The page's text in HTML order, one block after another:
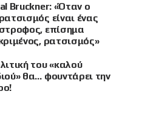
Bruckner: «Όταν ο
είναι ένας
επίσημα
ρατσισμός»
του «καλού
θα… φουντάρει την